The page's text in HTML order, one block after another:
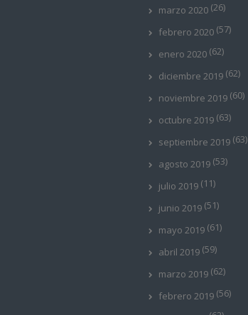
marzo 2020 (26)
febrero 2020 (57)
enero 2020 (62)
diciembre 2019 (62)
noviembre 2019 (60)
octubre 2019 (63)
septiembre 2019 (63)
agosto 2019 (53)
julio 2019 (11)
junio 2019 (51)
mayo 2019 (61)
abril 2019 (59)
marzo 2019 (62)
febrero 2019 (56)